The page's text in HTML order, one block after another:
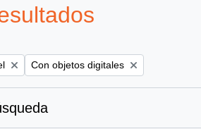
Remove filter:
Con objetos digitales